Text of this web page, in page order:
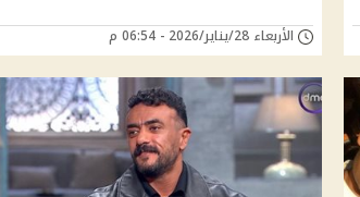
الأربعاء 28/يناير/2026 - 06:54 م